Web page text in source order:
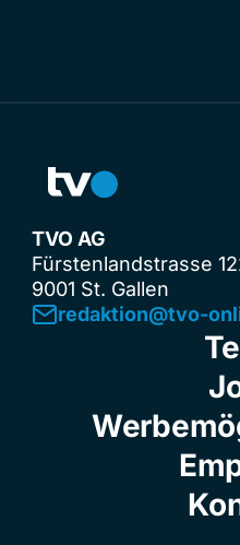
TVO AG
Fürstenlandstrasse
9001 St. Gallen
redaktion@tvo-